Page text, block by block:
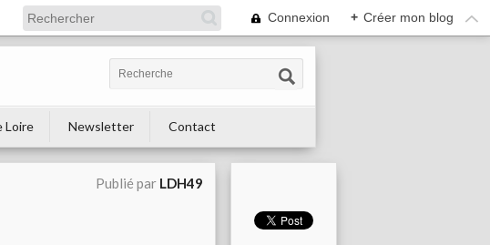
Connexion + Créer mon blog
Loire Newsletter Contact
Publié par LDH49